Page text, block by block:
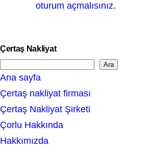
oturum açmalısınız.
Çertaş Nakliyat
e
a
r
c
h
Ara
Ana sayfa
Çertaş nakliyat firması
Çertaş Nakliyat Şirketi
Çorlu Hakkında
Hakkımızda